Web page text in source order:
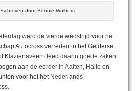
door Bennie Wolbers
werd de vierde wedstrijd voor het
Autocross verreden in het Gelderse
Klazienaveen deed daarin goede zaken
aan de eerder in Aalten, Halle en
voor het het Nederlands